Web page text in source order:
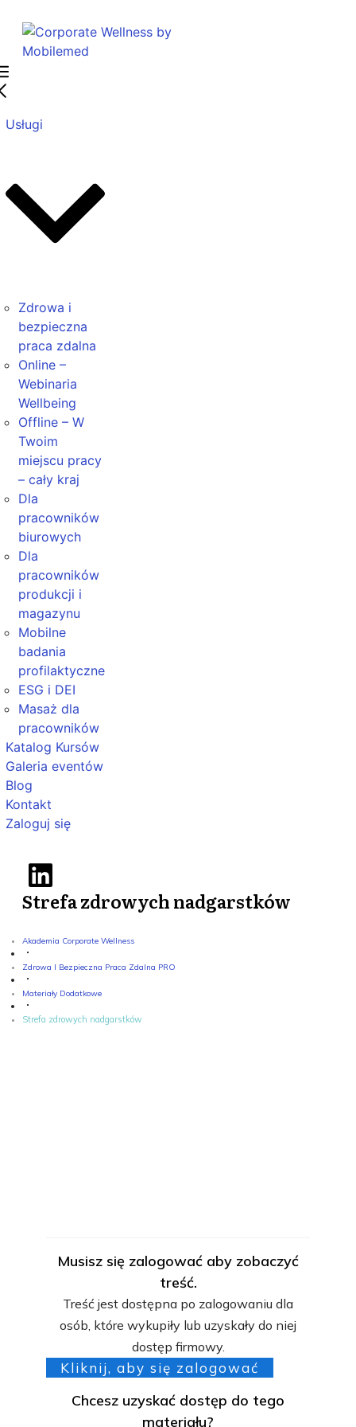
Usługi
Zdrowa i
bezpieczna
praca zdalna
Online –
Webinaria
Wellbeing
Offline – W
Twoim
miejscu pracy
– cały kraj
Dla
pracowników
biurowych
Dla
pracowników
produkcji i
magazynu
Mobilne
badania
profilaktyczne
ESG i DEI
Masaż dla
pracowników
Katalog Kursów
Galeria eventów
Blog
Kontakt
Zaloguj się
Strefa zdrowych nadgarstków
Akademia Corporate Wellness
Zdrowa I Bezpieczna Praca Zdalna PRO
Materiały Dodatkowe
Strefa zdrowych nadgarstków
Musisz się zalogować aby zobaczyć
treść.
Treść jest dostępna po zalogowaniu dla
osób, które wykupiły lub uzyskały do niej
dostęp firmowy.
Kliknij, aby się zalogować
Chcesz uzyskać dostęp do tego
materiału?